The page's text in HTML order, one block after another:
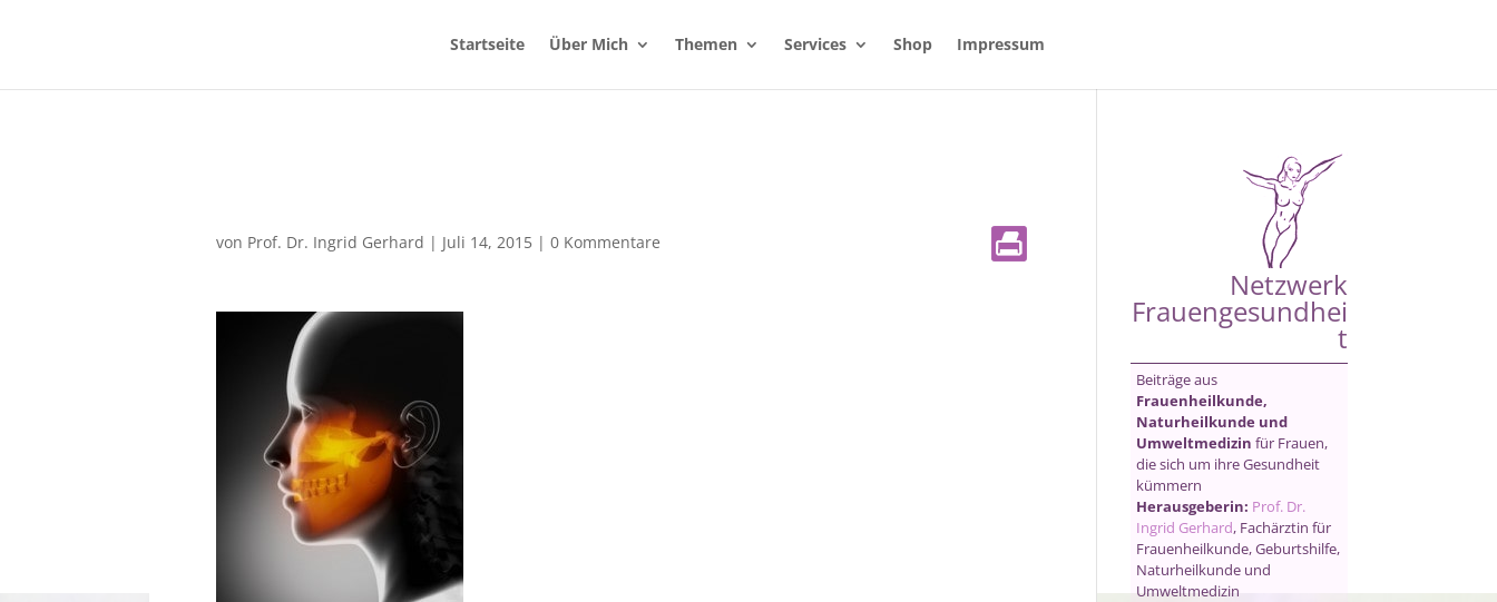
Startseite Über Mich Themen Services Shop Impressum
von Prof. Dr. Ingrid Gerhard | Juli 14, 2015| 0 Kommentare
Netzwerk
Frauengesundhei
t
Beiträge aus
Frauenheilkunde,
Naturheilkunde und
Umweltmedizin für Frauen,
die sich um ihre Gesundheit
kümmern
Herausgeberin: Prof. Dr.
Ingrid Gerhard, Fachärztin für
Frauenheilkunde, Geburtshilfe,
Naturheilkunde und
Umweltmedizin